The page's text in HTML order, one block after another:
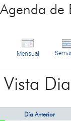
Agenda de
Mensual
Vista
Día Anterior